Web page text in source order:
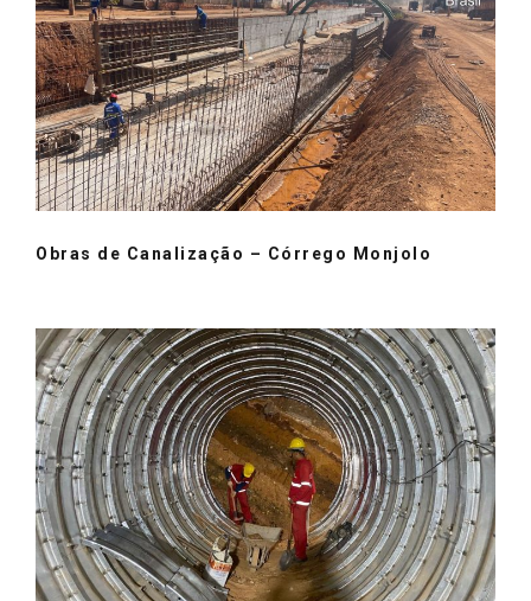
Obras de Canalização – Córrego Monjolo